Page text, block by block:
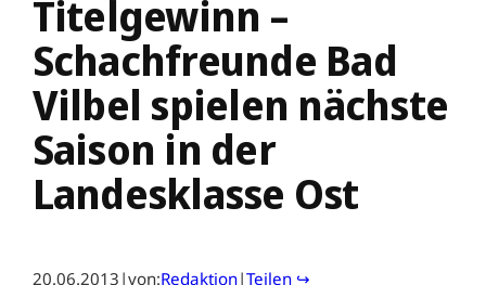
Titelgewinn –
Schachfreunde Bad
Vilbel spielen nächste
Saison in der
Landesklasse Ost
20.06.2013 |von:Redaktion|Teilen ↪